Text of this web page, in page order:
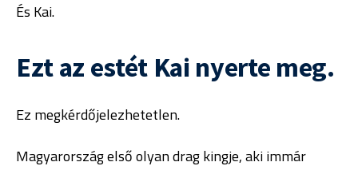
És Kai.
Ezt az estét Kai nyerte meg.
Ez megkérdőjelezhetetlen.
Magyarország első olyan drag kingje, aki immár